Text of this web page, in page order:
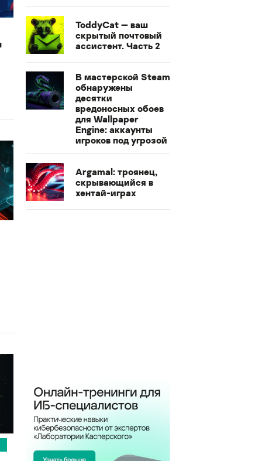
ToddyCat — ваш
скрытый почтовый
ассистент. Часть 2
В мастерской Steam
обнаружены
десятки
вредоносных обоев
для Wallpaper
Engine: аккаунты
игроков под угрозой
Argamal: троянец,
скрывающийся в
хентай-играх